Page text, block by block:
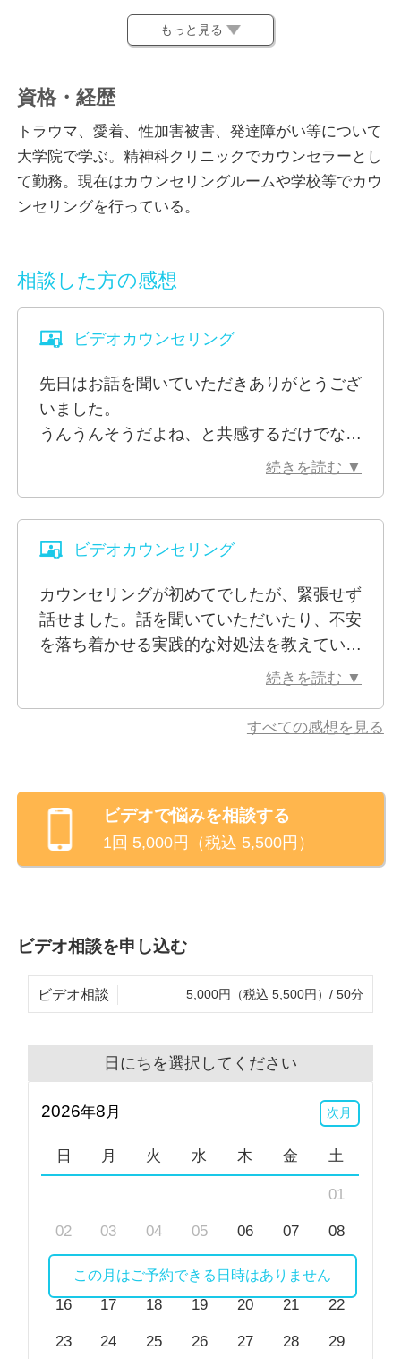
タッピングする療法）やEMDR（眼球運動による脱感
作と再処理法）を用いたカウンセリングを行ってお
ように影響しているのかを丁寧に見つめ直すお手伝い
性や家族に関する悩みは、周囲にはなかなか相談しに
くく、ひとりで抱え込んでしまいやすいものです。
また、愛着の問題や発達特性に由来する生きづらさ
も、背景にある感情や経験に目を向けながら、じっく
私は「話すことが安心につながる場」であることを何
より大切にしています。どんな内容であっても、評価
や批判をすることなく、あなたのペースを尊重しなが
らお話をうかがいます。
のなかで少しずつ整理し、自分らしい歩みを取り戻す
お手伝いができれば幸いです。どうぞお気軽にご相談
ください。
※ビデオ相談でお顔を見られたくないといった場合、
カメラをオフにして相談を行うことも可能です。
※EMDRをご希望の場合は、PCやタブレットなどの
願いいたします。
もっと見る
資格・経歴
トラウマ、愛着、性加害被害、発達障がい等について
大学院で学ぶ。精神科クリニックでカウンセラーとし
て勤務。現在はカウンセリングルームや学校等でカウ
ンセリングを行っている。
相談した方の感想
ビデオカウンセリング
先日はお話を聞いていただきありがとうござ
いました。
うんうんそうだよね、と共感するだけでな
く、ではこうしたらいいと思います、という
進めてくださったので、50分が全く無駄に
なりませんでした。
臨床の経験が多いのか引き出しがすごく多い
印象があり、安心して相談することができま
カウンセラーは相性があると思いますが、吉
岡さんはまた相談したいと思いました。
またよろしくお願いします。
続きを読む ▼
ビデオカウンセリング
カウンセリングが初めてでしたが、緊張せず
話せました。話を聞いていただいたり、不安
を落ち着かせる実践的な対処法を教えていた
だけてためになりました。ありがとうござい
続きを読む ▼
すべての感想を見る
ビデオで悩みを相談する
1回 5,000円（税込 5,500円）
ビデオ相談を申し込む
ビデオ相談 5,000円（税込 5,500円）/ 50分
日にちを選択してください
2026年8 月 次月
日 月 火 水 木 金 土
01
02 03 04 05 06 07 08
10 11 12 13 14
16 17 18 19 20 21 22
23 24 25 26 27 28 29
この月はご予約できる日時はありません